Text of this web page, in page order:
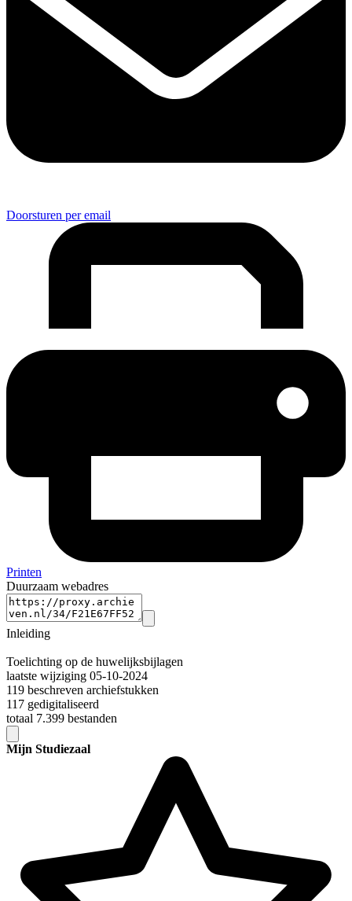
Doorsturen per email
Printen
Duurzaam webadres
Inleiding
Toelichting op de huwelijksbijlagen
laatste wijziging 05-10-2024
119 beschreven archiefstukken
117 gedigitaliseerd
totaal 7.399 bestanden
Mijn Studiezaal